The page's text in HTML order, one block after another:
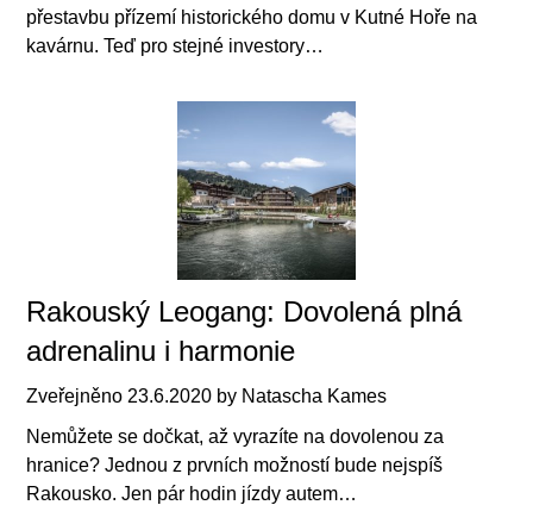
přestavbu přízemí historického domu v Kutné Hoře na
kavárnu. Teď pro stejné investory…
Rakouský Leogang: Dovolená plná
adrenalinu i harmonie
Zveřejněno 23.6.2020 by Natascha Kames
Nemůžete se dočkat, až vyrazíte na dovolenou za
hranice? Jednou z prvních možností bude nejspíš
Rakousko. Jen pár hodin jízdy autem…